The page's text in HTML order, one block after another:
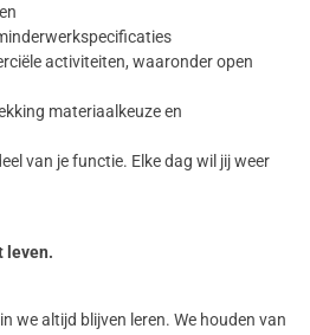
activiteiten, waaronder open
materiaalkeuze en
van je functie. Elke dag wil jij weer
leven.
we altijd blijven leren. We houden van